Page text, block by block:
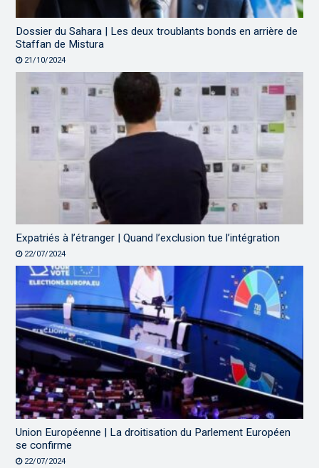
Dossier du Sahara | Les deux troublants bonds en arrière de
Staffan de Mistura
21/10/2024
Expatriés à l’étranger | Quand l’exclusion tue l’intégration
22/07/2024
Union Européenne | La droitisation du Parlement Européen
se confirme
22/07/2024